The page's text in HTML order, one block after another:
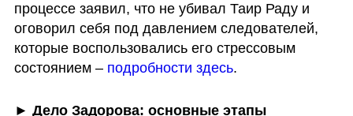
процессе заявил, что не убивал Таир Раду и
оговорил себя под давлением следователей,
которые воспользовались его стрессовым
состоянием – подробности здесь.
► Дело Задорова: основные этапы